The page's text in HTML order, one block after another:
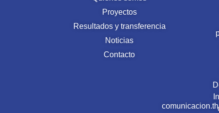
Proyectos
Resultados y transferencia
Noticias
Contacto